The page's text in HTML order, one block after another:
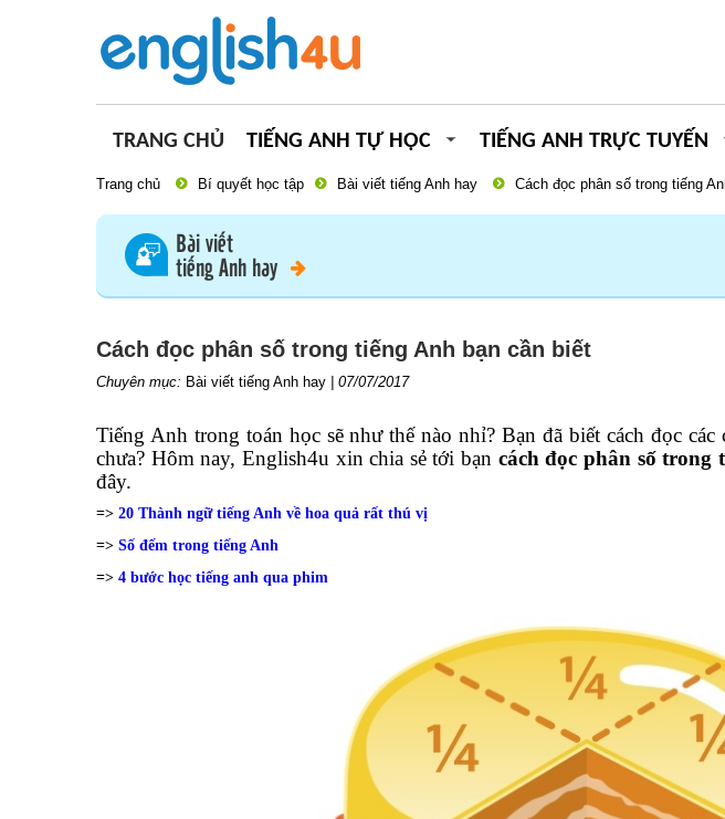
TRANG CHỦ TIẾNG ANH TỰ HỌC TIẾNG ANH TRỰC TUYẾN
Trang chủ Bí quyết học tập Bài viết tiếng Anh hay Cách đọc phân số trong tiếng
Bài viết
tiếng Anh hay
Cách đọc phân số trong tiếng Anh bạn cần biết
Chuyên mục: Bài viết tiếng Anh hay 07/07/2017
Tiếng Anh trong toán học sẽ như thế nào nhỉ? Bạn đã biết cách đọc
chưa? Hôm nay, English4u xin chia sẻ tới bạn cách đọc phân số trong
đây.
=> 20 Thành ngữ tiếng Anh về hoa quả rất thú vị
=> Số đếm trong tiếng Anh
=> 4 bước học tiếng anh qua phim